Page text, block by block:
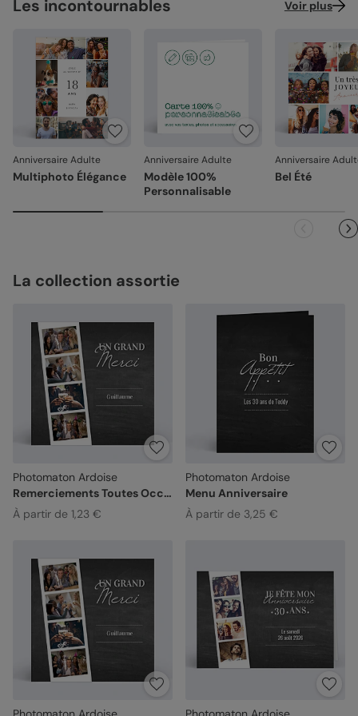
Les incontournables Voir plus
Anniversaire Adulte
Multiphoto Élégance
Anniversaire Adulte
Modèle 100%
Personnalisable
Anniversaire
Bel Été
La collection assortie
Photomaton Ardoise
Remerciements Toutes Occasions
À partir de 1,23 €
Photomaton Ardoise
Menu Anniversaire
À partir de 3,25 €